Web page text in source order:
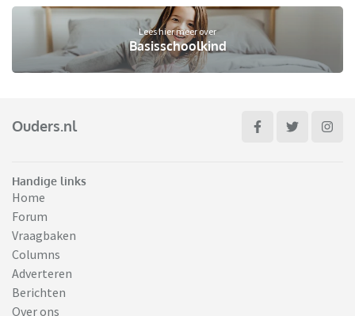
Lees hier meer over
Basisschoolkind
Ouders.nl
Handige links
Home
Forum
Vraagbaken
Columns
Adverteren
Berichten
Over ons